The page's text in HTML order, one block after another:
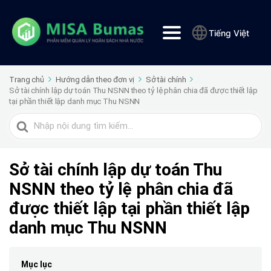
Tiếng Việt
Trang chủ Hướng dẫn theo đơn vị
Sở tài chính
Sở tài chính lập dự toán Thu NSNN theo tỷ lệ phân chia đã được thiết lập
tại phần thiết lập danh mục Thu NSNN
Tìm
kiếm
Sở tài chính lập dự toán Thu
NSNN theo tỷ lệ phân chia đã
được thiết lập tại phần thiết lập
danh mục Thu NSNN
Mục lục